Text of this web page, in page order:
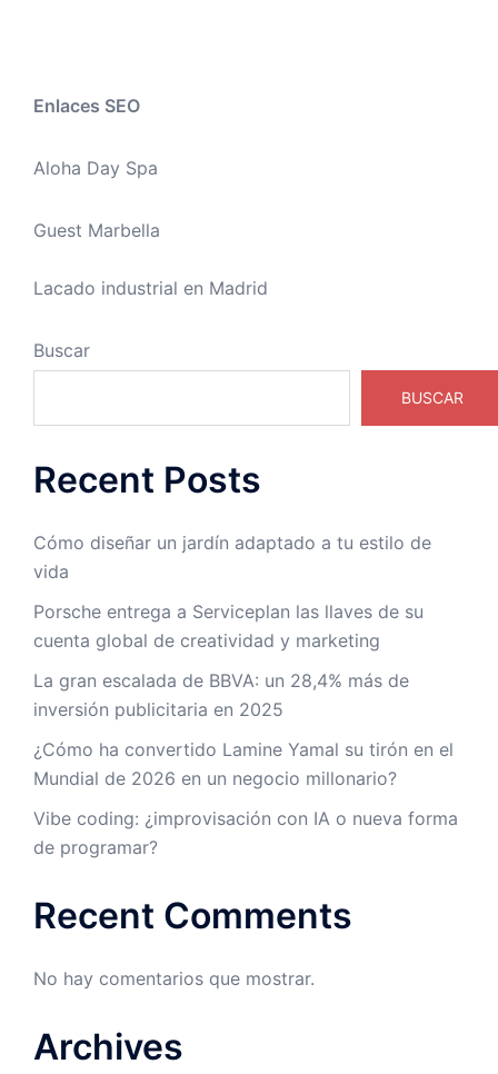
Enlaces SEO
Aloha Day Spa
Guest Marbella
Lacado industrial en Madrid
Buscar
BUSCAR
Recent Posts
Cómo diseñar un jardín adaptado a tu estilo de
vida
Porsche entrega a Serviceplan las llaves de su
cuenta global de creatividad y marketing
La gran escalada de BBVA: un 28,4% más de
inversión publicitaria en 2025
¿Cómo ha convertido Lamine Yamal su tirón en el
Mundial de 2026 en un negocio millonario?
Vibe coding: ¿improvisación con IA o nueva forma
de programar?
Recent Comments
No hay comentarios que mostrar.
Archives